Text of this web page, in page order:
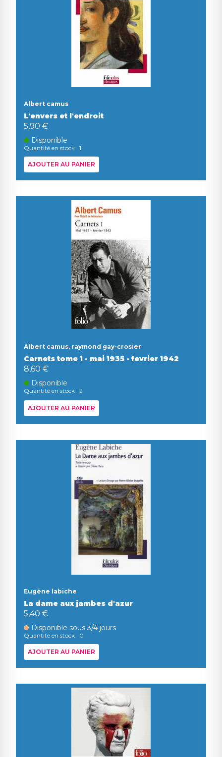
Albert camus
L'envers et l'endroit
5,90 €
Disponible
Quantité en stock : 1
AJOUTER AU PANIER
Albert camus, raymond gay-crosier
Carnets tome 1 - mai 1935 - fevrier 1942
8,60 €
Disponible
Quantité en stock : 2
AJOUTER AU PANIER
Eugène labiche
La dame aux jambes d'azur
5,40 €
Disponible sous 3/4 jours
Quantité en stock : 0
AJOUTER AU PANIER